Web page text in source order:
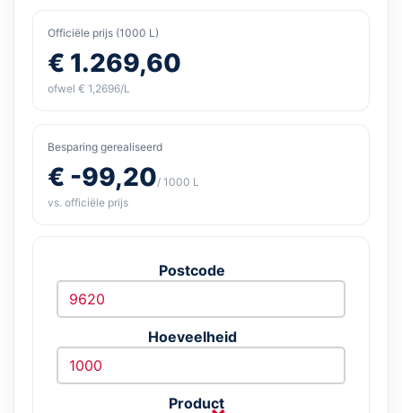
Officiële prijs (1000 L)
€ 1.269,60
ofwel € 1,2696/L
Besparing gerealiseerd
€ -99,20/ 1000 L
vs. officiële prijs
Postcode
Hoeveelheid
Product